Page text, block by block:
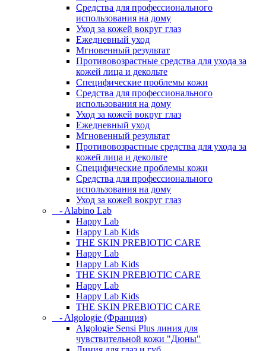
Средства для профессионального
использования на дому
Уход за кожей вокруг глаз
Ежедневный уход
Мгновенный результат
Противовозрастные средства для ухода за
кожей лица и декольте
Специфические проблемы кожи
Средства для профессионального
использования на дому
Уход за кожей вокруг глаз
Ежедневный уход
Мгновенный результат
Противовозрастные средства для ухода за
кожей лица и декольте
Специфические проблемы кожи
Средства для профессионального
использования на дому
Уход за кожей вокруг глаз
- Alabino Lab
Happy Lab
Happy Lab Kids
THE SKIN PREBIOTIC CARE
Happy Lab
Happy Lab Kids
THE SKIN PREBIOTIC CARE
Happy Lab
Happy Lab Kids
THE SKIN PREBIOTIC CARE
- Algologie (Франция)
Algologie Sensi Plus линия для
чувcтвительной кожи "Дюны"